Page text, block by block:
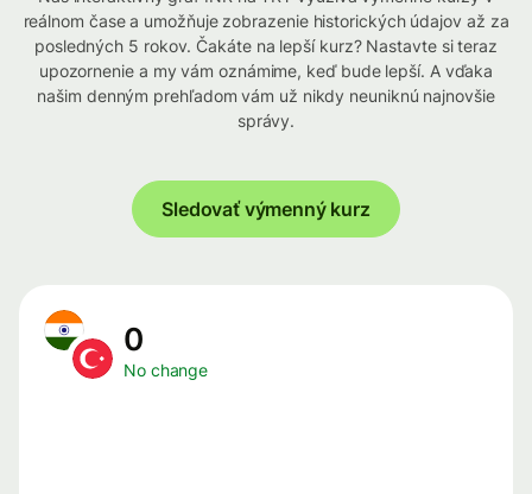
reálnom čase a umožňuje zobrazenie historických údajov až za
posledných 5 rokov. Čakáte na lepší kurz? Nastavte si teraz
upozornenie a my vám oznámime, keď bude lepší. A vďaka
našim denným prehľadom vám už nikdy neuniknú najnovšie
správy.
Sledovať výmenný kurz
0
No change